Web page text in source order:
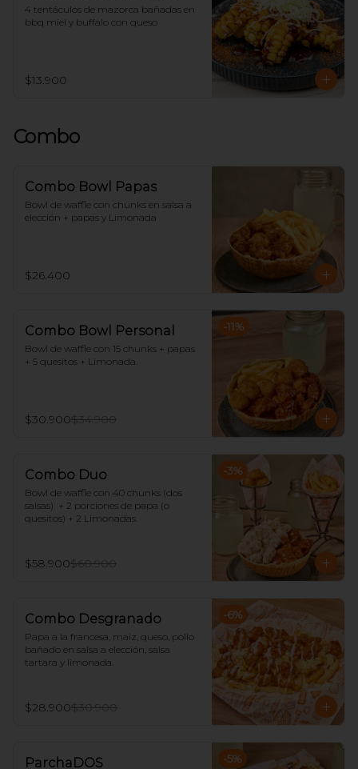
4 tentáculos de mazorca bañadas en
bbq miel y buffalo con queso
$13.900
Combo
Combo Bowl Papas
Bowl de waffle con chunks en salsa a
elección + papas y Limonada
$26.400
-11%
Combo Bowl Personal
Bowl de waffle con 15 chunks + papas
+ 5 quesitos + Limonada.
$30.900$34.900
-3%
Combo Duo
Bowl de waffle con 40 chunks (dos
salsas)  + 2 porciones de papa (o
quesitos) + 2 Limonadas.
$58.900$60.900
-6%
Combo Desgranado
Papa a la francesa, maiz, queso, pollo
bañado en salsa a elección, salsa
tartara y limonada.
$28.900$30.900
-5%
ParchaDOS